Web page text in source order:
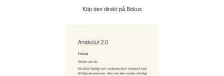
Köp den direkt på Bokus